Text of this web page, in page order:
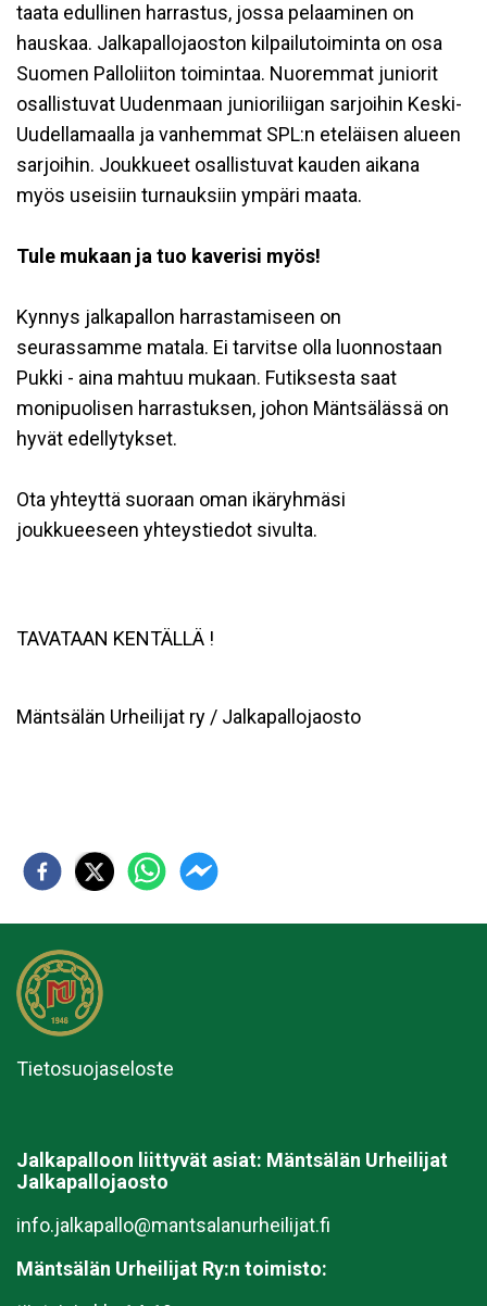
taata edullinen harrastus, jossa pelaaminen on
hauskaa. Jalkapallojaoston kilpailutoiminta on osa
Suomen Palloliiton toimintaa. Nuoremmat juniorit
osallistuvat Uudenmaan junioriliigan sarjoihin Keski-
Uudellamaalla ja vanhemmat SPL:n eteläisen alueen
sarjoihin. Joukkueet osallistuvat kauden aikana
myös useisiin turnauksiin ympäri maata.
Tule mukaan ja tuo kaverisi myös!
Kynnys jalkapallon harrastamiseen on
seurassamme matala. Ei tarvitse olla luonnostaan
Pukki - aina mahtuu mukaan. Futiksesta saat
monipuolisen harrastuksen, johon Mäntsälässä on
hyvät edellytykset.
Ota yhteyttä suoraan oman ikäryhmäsi
joukkueeseen yhteystiedot sivulta.
TAVATAAN KENTÄLLÄ !
Mäntsälän Urheilijat ry / Jalkapallojaosto
Tietosuojaseloste
Jalkapalloon liittyvät asiat: Mäntsälän Urheilijat
Jalkapallojaosto
info.jalkapallo@mantsalanurheilijat.fi
Mäntsälän Urheilijat Ry:n toimisto: